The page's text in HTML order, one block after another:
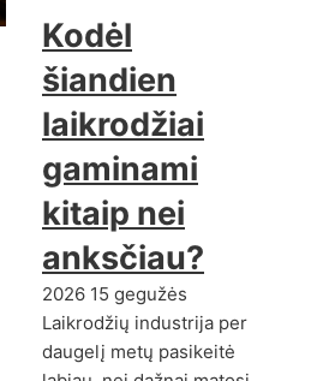
Kodėl
šiandien
laikrodžiai
gaminami
kitaip nei
anksčiau?
2026 15 gegužės
Laikrodžių industrija per
daugelį metų pasikeitė